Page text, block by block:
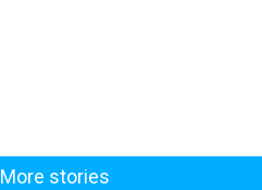
More stories